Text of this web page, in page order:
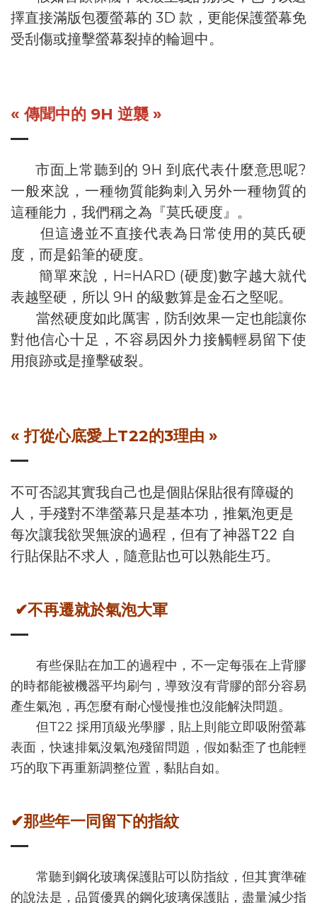
擇直接滿版包覆螢幕的 3D 款，更能保護螢幕免
受刮傷或撞擊螢幕裂掉的輪迴中。
« 傳聞中的 9H 逆襲 »
市面上常聽到的 9H 到底代表什麼意思呢?
一般來說，一種物質能夠刺入另外一種物質的
這種能力，我們稱之為『莫氏硬度』。
但這邊並不直接代表為日常使用的莫氏硬
度，而是鉛筆的硬度。
簡單來說，H=HARD (硬度)數字越大就代
表越堅硬，所以 9H 的級數算是金石之堅呢。
當然硬度如此厲害，防刮效果一定也能讓你
對他信心十足，不容易因外力接觸輕易留下使
用痕跡或是撞擊破裂。
« 打從心底愛上T22的3理由 »
不可否認其實我自己也是個貼保貼很有障礙的
人，手殘對不準螢幕只是基本功，推氣泡更是
每次讓我欲哭無淚的過程，但有了神器T22 自
行貼保貼不求人，隨意貼也可以熟能生巧。
✔不再遷就於氣泡大軍
有些保貼在加工的過程中，不一定每張在上背膠
的時都能被機器平均刷勻，導致沒有背膠的部分容易
產生氣泡，再怎麼有耐心慢慢推也沒能解決問題。
但T22 採用頂級光學膠，貼上則能立即吸附螢幕
表面，快速排氣沒氣泡殘留問題，假如黏歪了也能輕
巧的取下再重新調整位置，黏貼自如。
✔那些年一同留下的指紋
常聽到鋼化玻璃保護貼可以防指紋，但其實準確
的說法是，品質優異的鋼化玻璃保護貼，盡量減少指